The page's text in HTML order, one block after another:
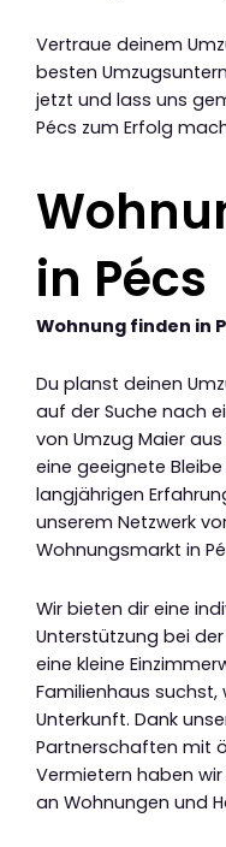
Vertraue deinem
besten
jetzt und lass uns
Pécs zum Erfolg
in Pécs
Wohnung finden in
Du planst deinen
auf der Suche nach
von Umzug Maier
eine geeignete
langjährigen
unserem Netzwerk
Wohnungsmarkt in
Wir bieten dir eine
Unterstützung bei
eine kleine
Familienhaus
Unterkunft. Dank
Partnerschaften mit
Vermietern haben
an Wohnungen und